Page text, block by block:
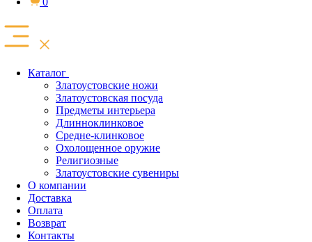
Каталог
Златоустовские ножи
Златоустовская посуда
Предметы интерьера
Длинноклинковое
Средне-клинковое
Охолощенное оружие
Религиозные
Златоустовские сувениры
О компании
Доставка
Оплата
Возврат
Контакты